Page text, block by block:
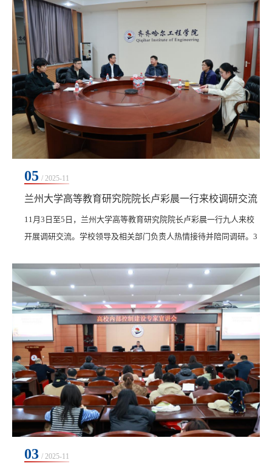
地，实地走访了冰上运动馆、体育馆、健身馆、瑜伽馆、药食同源
馆、儿童健康管理中心、女性全生命周期健康管理中心、游泳馆以
及正在建设的室内滑雪馆等场馆，并就各场馆的规划定...
05 / 2025-11
兰州大学高等教育研究院院长卢彩晨一行来校调研交流
​11月3日至5日，兰州大学高等教育研究院院长卢彩晨一行九人来校
开展调研交流。学校领导及相关部门负责人热情接待并陪同调研。3
校内实训基地。调研组先后走访了产教融合基地、新能源汽车实训
中心、齐三机床等地，详细了解了各实训场所的设施设备、运行模
式以及学生在真实生产环境中的实践教学情况，对我校在实践教学
条件和产教融合方面取得的成果给予了高度评价。随...
03 / 2025-11